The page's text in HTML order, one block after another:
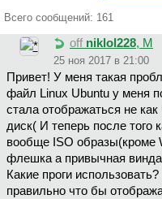
Всего сообщений: 161
off niklol228, М
25 ноя 2017 в 21:00
Привет! У меня такая
файл Linux Ubuntu у меня
стала отображаться не
диск( И теперь после того
вообще ISO образы(кроме
флешка а привычная
Какие проги
правильно что бы